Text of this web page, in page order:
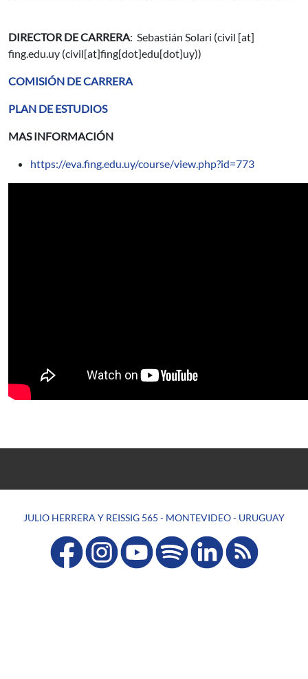
DIRECTOR DE CARRERA: Sebastián Solari (civil [at]
fing.edu.uy (civil[at]fing[dot]edu[dot]uy))
COMISIÓN DE CARRERA
PLAN DE ESTUDIOS
MAS INFORMACIÓN
https://eva.fing.edu.uy/course/view.php?id=773
JULIO HERRERA Y REISSIG 565 - MONTEVIDEO - URUGUAY